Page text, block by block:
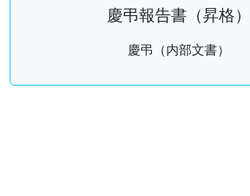
慶弔報告書（昇格）
慶弔（内部文書）